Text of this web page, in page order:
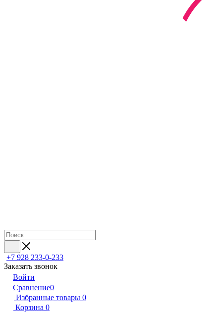
+7 928 233-0-233
Заказать звонок
Войти
Сравнение0
Избранные товары 0
Корзина 0